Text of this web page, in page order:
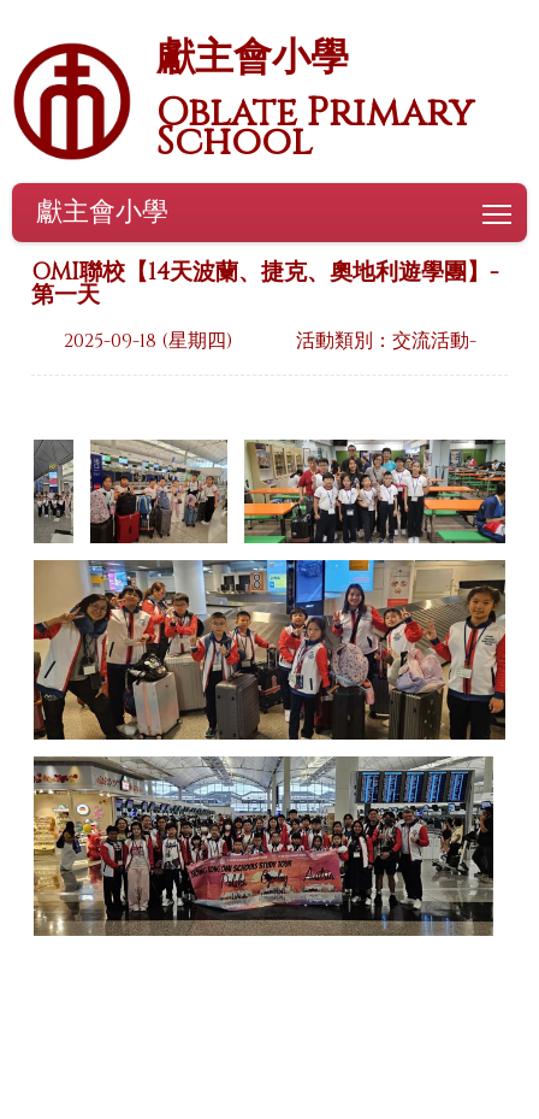
獻主會小學
Oblate Primary
School
獻主會小學
OMI聯校【14天波蘭、捷克、奧地利遊學團】-
第一天
2025-09-18 (星期四) 活動類別：交流活動-